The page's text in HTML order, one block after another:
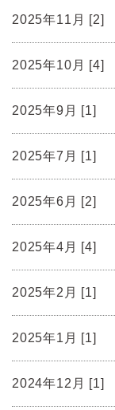
2025年11月 [2]
2025年10月 [4]
2025年9月 [1]
2025年7月 [1]
2025年6月 [2]
2025年4月 [4]
2025年2月 [1]
2025年1月 [1]
2024年12月 [1]